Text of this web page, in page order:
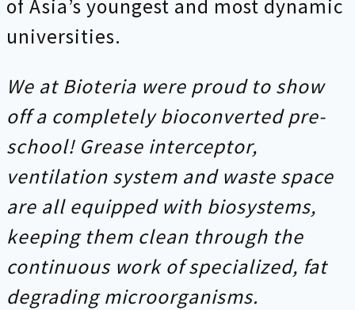
of Asia’s youngest and most dynamic
universities.
We at Bioteria were proud to show
off a completely bioconverted pre-
school! Grease interceptor,
ventilation system and waste space
are all equipped with biosystems,
keeping them clean through the
continuous work of specialized, fat
degrading microorganisms.